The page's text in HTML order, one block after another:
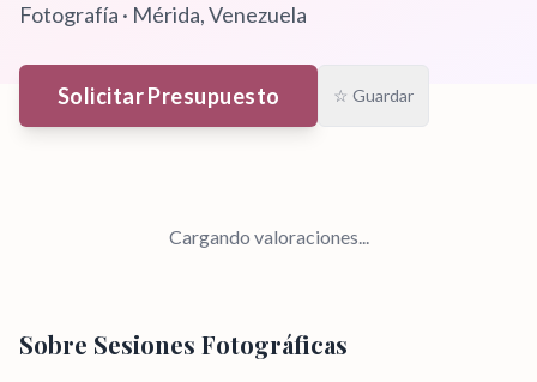
Fotografía · Mérida, Venezuela
Solicitar Presupuesto ☆ Guardar
Cargando valoraciones...
Sobre Sesiones Fotográficas